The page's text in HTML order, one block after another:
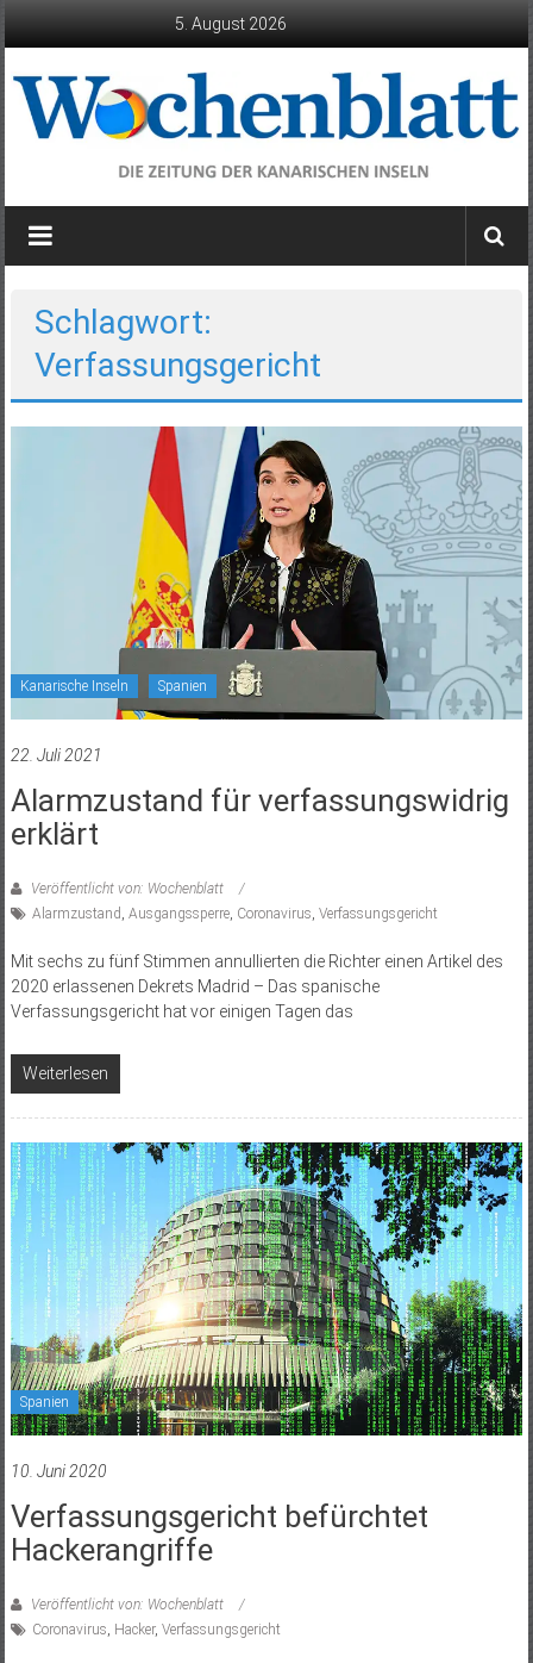
5. August 2026
Wochenblatt
die
Kanarischen
Inseln
Schlagwort:
Verfassungsgericht
Kanarische Inseln Spanien
22. Juli 2021
Alarmzustand für verfassungswidrig
erklärt
Veröffentlicht von: Wochenblatt
Alarmzustand Ausgangssperre, Coronavirus Verfassungsgericht
Mit sechs zu fünf Stimmen annullierten die Richter einen Artikel des
2020 erlassenen Dekrets Madrid – Das spanische
Verfassungsgericht hat vor einigen Tagen das
Weiterlesen
Spanien
10. Juni 2020
Verfassungsgericht befürchtet
Hackerangriffe
Veröffentlicht von: Wochenblatt
Coronavirus Hacker, Verfassungsgericht